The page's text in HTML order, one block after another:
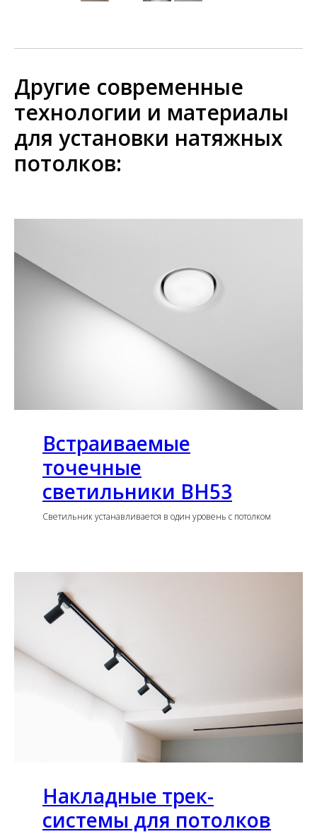
Другие современные
технологии и материалы
для установки натяжных
потолков:
Встраиваемые
точечные
светильники BH53
Светильник устанавливается в один уровень с потолком
Накладные трек-
системы для потолков